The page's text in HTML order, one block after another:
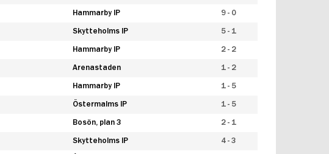
Hammarby IP 9 - 0
Skytteholms IP 5 - 1
Hammarby IP 2 - 2
Arenastaden 1 - 2
Hammarby IP 1 - 5
Östermalms IP 1 - 5
Bosön, plan 3 2 - 1
Skytteholms IP 4 - 3